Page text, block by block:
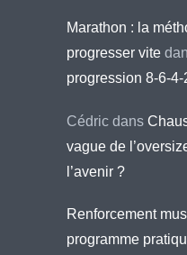
Marathon : la
progresser vite
progression 8-6-4-
Cédric dans
vague de
l’avenir ?
Renforcement
programme